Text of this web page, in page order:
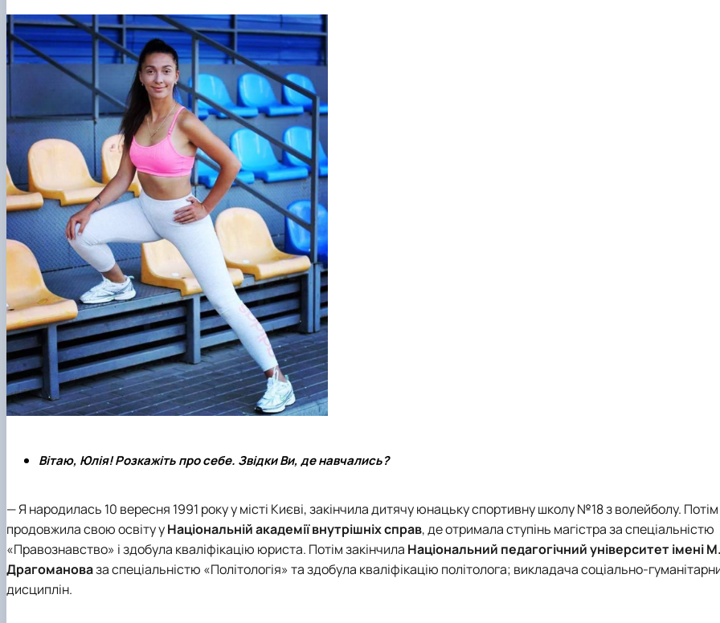
Вітаю, Юлія! Розкажіть про себе. Звідки Ви, де навчались?
— Я народилась 10 вересня 1991 року у місті Києві, закінчиладитячу юнацьку спортивну школу №18 з волейболу. Потім
продовжила свою освіту уНаціональній академії внутрішніх справ, де отримала ступінь магістра за спеціальністю
«Правознавство» і здобула кваліфікацію юриста. Потім закінчила Національний педагогічний університет імені
Драгомановаза спеціальністю «Політологія» та здобула кваліфікацію політолога; викладача соціально-
дисциплін.